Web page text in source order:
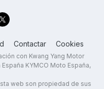
Contactar Cookies
con Kwang Yang Motor
KYMCO Moto España,
web son propiedad de sus